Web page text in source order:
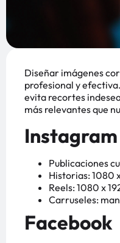
Diseñar imágenes
profesional y
evita recortes
más relevantes que
Instagram
Publicaciones
Historias: 1080
Reels: 1080 x
Carruseles:
Facebook